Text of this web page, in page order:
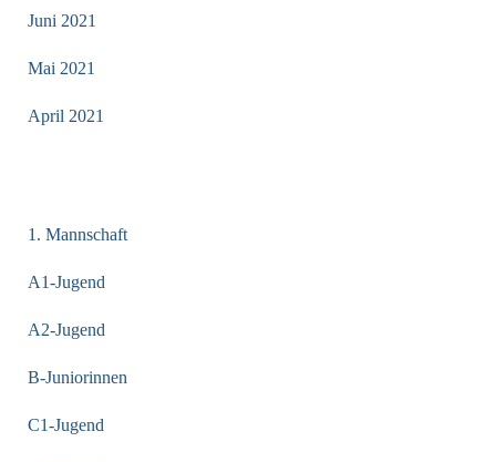
Juni 2021
Mai 2021
April 2021
1. Mannschaft
A1-Jugend
A2-Jugend
B-Juniorinnen
C1-Jugend